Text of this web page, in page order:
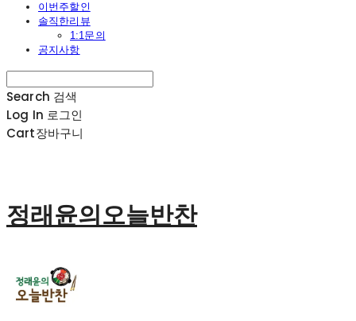
이번주할인
솔직한리뷰
1:1문의
공지사항
Search 검색
Log In 로그인
Cart장바구니
정래윤의오늘반찬